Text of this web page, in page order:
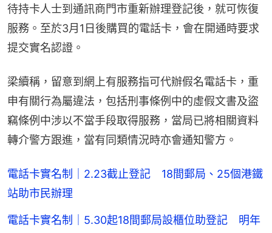
待持卡人士到通訊商門市重新辦理登記後，就可恢復
服務。至於3月1日後購買的電話卡，會在開通時要求
提交實名認證。
梁續稱，留意到網上有服務指可代辦假名電話卡，重
申有關行為屬違法，包括刑事條例中的虛假文書及盜
竊條例中涉以不當手段取得服務，當局已將相關資料
轉介警方跟進，當有同類情況時亦會通知警方。
電話卡實名制｜2.23截止登記 18間郵局、25個港鐵
站助市民辦理
電話卡實名制｜5.30起18間郵局設櫃位助登記 明年